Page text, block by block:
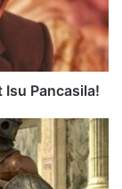
Isu Pancasila!